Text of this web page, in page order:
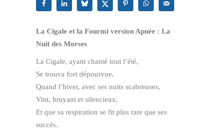
La Cigale et la Fourmi version Apnée : La
Nuit des Morses
La Cigale, ayant chanté tout l’été,
Se trouva fort dépourvue,
Quand l’hiver, avec ses nuits scabreuses,
Vint, bruyant et silencieux,
Et que sa respiration se fit plus rare que ses
succès.